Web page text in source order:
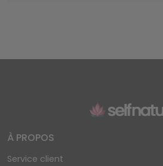
À PROPOS
Service client